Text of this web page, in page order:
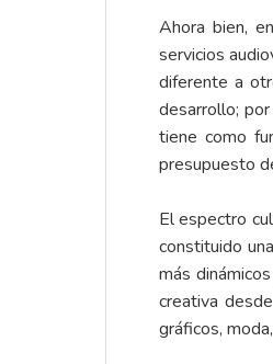
Ahora bien,
servicios
diferente a
desarrollo;
tiene como
presupuesto
El espectro
constituido
más
creativa
gráficos,